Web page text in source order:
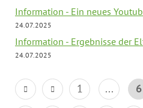
Information - Ein neues
24.07.2025
Information - Ergebnisse der
24.07.2025
1 ... 6